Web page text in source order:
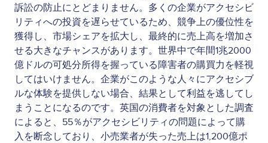
訴訟の防止にとどまりません。多くの企業がアクセシビ
リティへの投資を遅らせているため、競争上の優位性を
獲得し、市場シェアを拡大し、最終的に売上高を増加さ
せる大きなチャンスがあります。世界中で年間1兆2000
億ドルの可処分所得を握っている障害者の購買力を軽視
してはいけません。企業がこのような人々にアクセシブ
ルな体験を提供しない場合、結果として利益を逃してし
まうことになるのです。英国の消費者を対象とした調査
によると、55％がアクセシビリティの問題によって購
入を断念しており、小売業者が失った売上は1,200億ポ